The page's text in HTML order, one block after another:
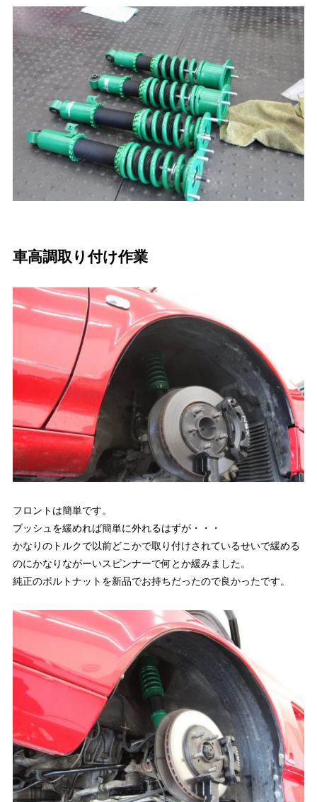
車高調取り付け作業
フロントは簡単です。
ブッシュを緩めれば簡単に外れるはずが・・・
かなりのトルクで以前どこかで取り付けされているせいで緩める
のにかなりながーいスピンナーで何とか緩みました。
純正のボルトナットを新品でお持ちだったので良かったです。